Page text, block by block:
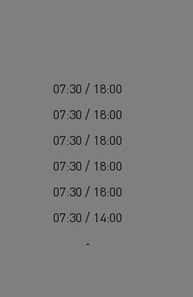
07:30 / 18:00
07:30 / 18:00
07:30 / 18:00
07:30 / 18:00
07:30 / 18:00
07:30 / 14:00
-